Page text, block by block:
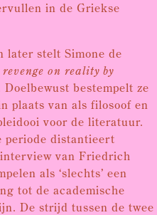
in de Griekse
later stelt Simone de
on reality by
Doelbewust bestempelt ze
plaats van als filosoof en
voor de literatuur.
periode distantieert
van Friedrich
als ‘slechts’ een
tot de academische
De strijd tussen de twee